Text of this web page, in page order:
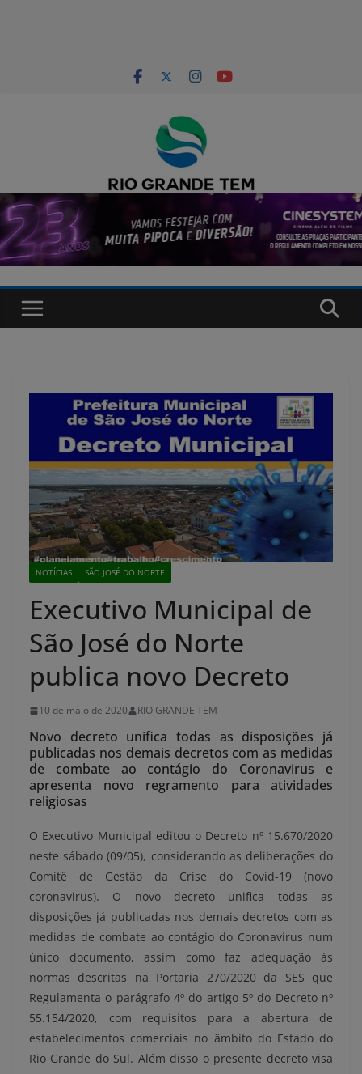
NOTÍCIAS SÃO JOSÉ DO NORTE
Executivo Municipal de
São José do Norte
publica novo Decreto
10 de maio de 2020 RIO GRANDE TEM
Novo decreto unifica todas as disposições já
publicadas nos demais decretos com as medidas
de combate ao contágio do Coronavirus e
apresenta novo regramento para atividades
religiosas
O Executivo Municipal editou o Decreto nº 15.670/2020
neste sábado (09/05), considerando as deliberações do
Comitê de Gestão da Crise do Covid-19 (novo
coronavirus). O novo decreto unifica todas as
disposições já publicadas nos demais decretos com as
medidas de combate ao contágio do Coronavirus num
único documento, assim como faz adequação às
normas descritas na Portaria 270/2020 da SES que
Regulamenta o parágrafo 4º do artigo 5º do Decreto nº
55.154/2020, com requisitos para a abertura de
estabelecimentos comerciais no âmbito do Estado do
Rio Grande do Sul. Além disso o presente decreto visa